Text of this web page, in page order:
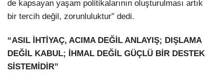
de kapsayan yaşam politikalarının oluşturulması artık
bir tercih değil, zorunluluktur” dedi.
“ASIL İHTİYAÇ, ACIMA DEĞİL ANLAYIŞ; DIŞLAMA
DEĞİL KABUL; İHMAL DEĞİL GÜÇLÜ BİR DESTEK
SİSTEMİDİR”